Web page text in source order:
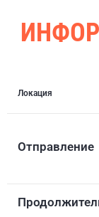
Локация
Отправление